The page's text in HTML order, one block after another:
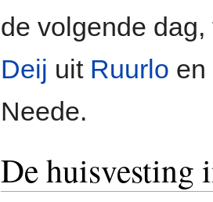
de volgende
Deij uit Ruurlo en
Neede.
De huisvesting